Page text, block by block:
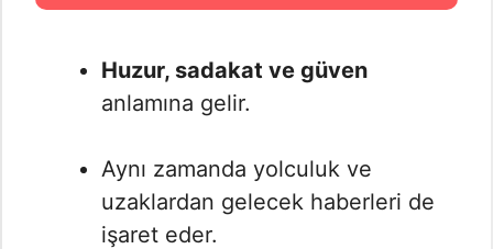
Huzur, sadakat ve güven
anlamına gelir.
Aynı zamanda yolculuk ve
uzaklardan gelecek haberleri de
işaret eder.